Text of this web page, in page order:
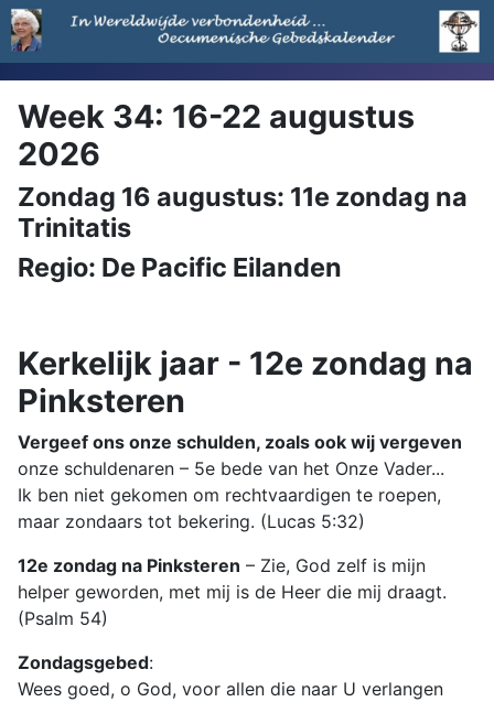
Week 34: 16-22 augustus
2026
Zondag 16 augustus: 11e zondag na
Trinitatis
Regio: De Pacific Eilanden
Kerkelijk jaar - 12e zondag na
Pinksteren
Vergeef ons onze schulden, zoals ook wij vergeven
onze schuldenaren – 5e bede van het Onze Vader...
Ik ben niet gekomen om rechtvaardigen te roepen,
maar zondaars tot bekering. (Lucas 5:32)
12e zondag na Pinksteren – Zie, God zelf is mijn
helper geworden, met mij is de Heer die mij draagt.
(Psalm 54)
Zondagsgebed:
Wees goed, o God, voor allen die naar U verlangen